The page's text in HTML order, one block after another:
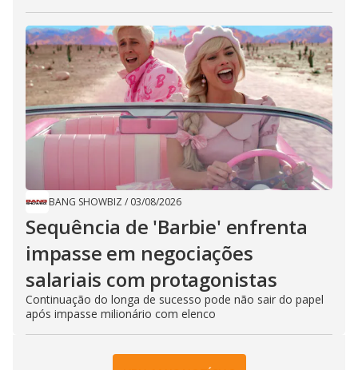
BANG SHOWBIZ / 03/08/2026
Sequência de ​'Barbie​' enfrenta
impasse em negociações
salariais com ​protagonistas
Continuação do longa de sucesso pode não sair do papel
após impasse milionário com elenco